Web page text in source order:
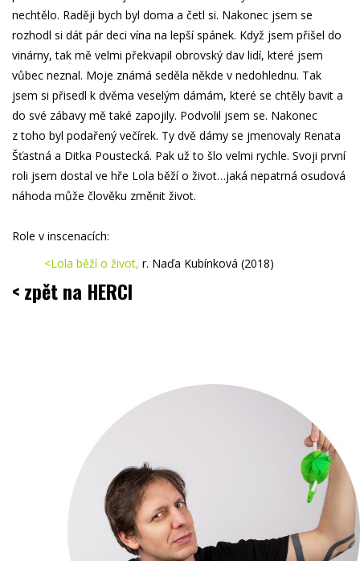
nechtělo. Raději bych byl doma a četl si. Nakonec jsem se
rozhodl si dát pár deci vína na lepší spánek. Když jsem přišel do
vinárny, tak mě velmi překvapil obrovský dav lidí, které jsem
vůbec neznal. Moje známá seděla někde v nedohlednu. Tak
jsem si přisedl k dvěma veselým dámám, které se chtěly bavit a
do své zábavy mě také zapojily. Podvolil jsem se. Nakonec
z toho byl podařený večírek. Ty dvě dámy se jmenovaly Renata
Šťastná a Ditka Poustecká. Pak už to šlo velmi rychle. Svoji první
roli jsem dostal ve hře Lola běží o život…jaká nepatrná osudová
náhoda může člověku změnit život.
Role v inscenacích:
<Lola běží o život, r. Naďa Kubínková (2018)
< zpět na HERCI